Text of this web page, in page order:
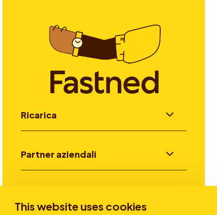
This website uses cookies
Ricarica
Partner aziendali